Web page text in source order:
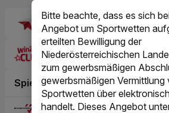
Bitte beachte, dass es sich
Angebot um Sportwetten
erteilten Bewilligung der
Niederösterreichischen
zum gewerbsmäßigen
gewerbsmäßigen Vermittlung
Sportwetten über
handelt. Dieses Angebot